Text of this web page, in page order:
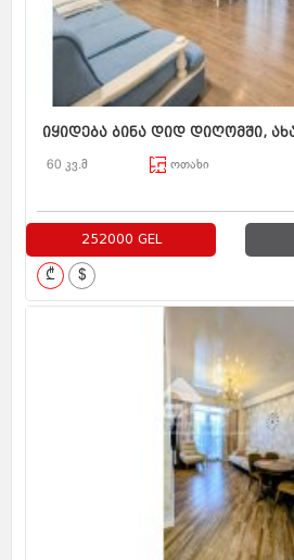
იყიდება ბინა დიდ დიღომში,
60 კვ.მ ოთახი
252000 GEL
₾ $